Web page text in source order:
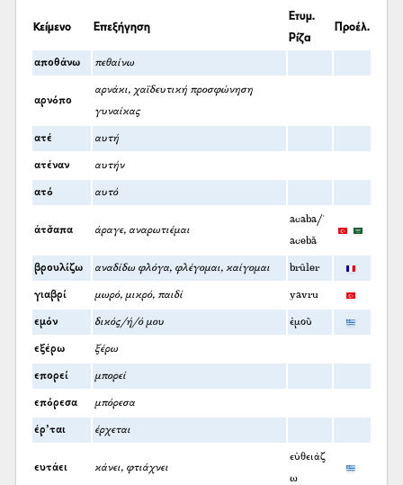
Κείμενο Επεξήγηση
Ετυμ.
Ρίζα
Προέλ.
αποθάνω πεθαίνω
αρνόπο
αρνάκι, χαϊδευτική προσφώνηση
γυναίκας
ατέ αυτή
ατέναν αυτήν
ατό αυτό
άτσ̌απα άραγε, αναρωτιέμαι
acaba/ʿ
acebā
βρουλίζω αναδίδω φλόγα, φλέγομαι, καίγομαι brûler
γιαβρί μωρό, μικρό, παιδί yavru
εμόν δικός/ή/ό μου ἐμοῦ
εξέρω ξέρω
επορεί μπορεί
επόρεσα μπόρεσα
έρ’ται έρχεται
ευτάει κάνει, φτιάχνει
εὐθειάζ
ω